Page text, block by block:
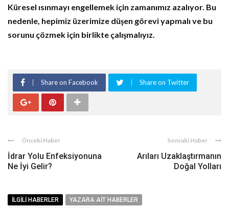
Küresel ısınmayı engellemek için zamanımız azalıyor. Bu
nedenle, hepimiz üzerimize düşen görevi yapmalı ve bu
sorunu çözmek için birlikte çalışmalıyız.
Share on Facebook Share on Twitter
Önceki Haber
İdrar Yolu Enfeksiyonuna
Ne İyi Gelir?
Sonraki Haber
Arıları Uzaklaştırmanın
Doğal Yolları
İLGILI HABERLER
YAZARA AIT HABERLER